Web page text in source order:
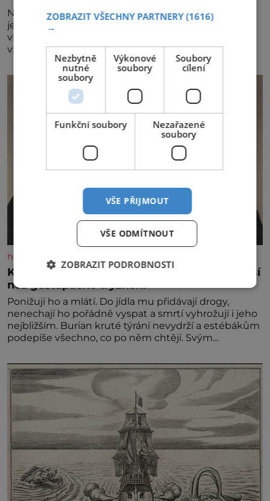
Největší český vinařský projekt Král vín ve svém již
jednadvacátém ročníku představil nejlepší domácí
vína. Ta vybírala odborná porota z celkem 1260
vzorků od 157 vinařů. Král vín, který se – i pře
historyplus.cz
Kněz Bohuslav Burian: Metody StB byly horší
než gestapácké trýznění
Ponižují ho a mlátí. Do jídla mu přidávají drogy,
nenechají ho pořádně vyspat a smrtí vyhrožují i jeho
nejbližším. Burian kruté týrání nevydrží a estébákům
podepíše všechno, co po něm chtějí. Svým
výslechů nikdo nevyvíjel fyzický ani psychický nátlak.
Syn brněnského řezníka chce být knězem a
ZOBRAZIT VŠECHNY PARTNERY(1616)
→
Nezbytně
nutné
soubory
Výkonové
soubory
Soubory
cílení
Funkční soubory
Nezařazené
soubory
VŠE PŘIJMOUT
VŠE ODMÍTNOUT
ZOBRAZIT PODROBNOSTI